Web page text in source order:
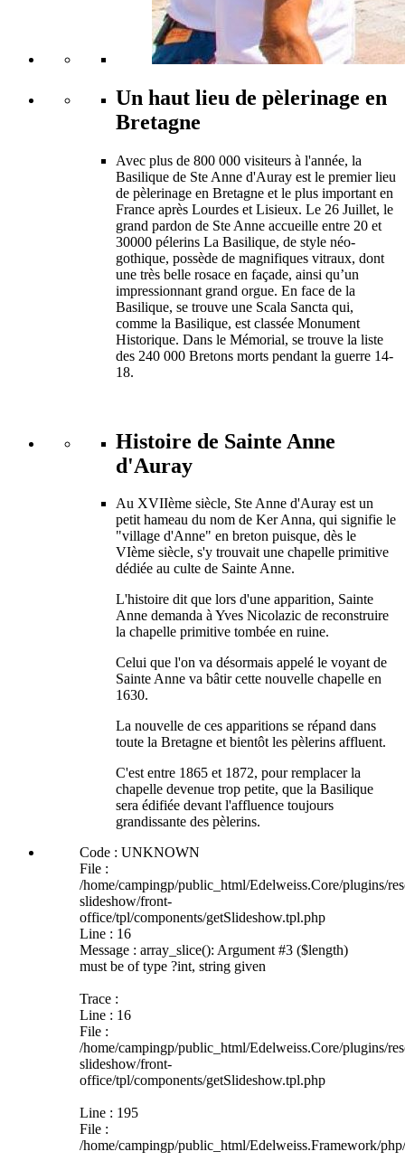
Un haut lieu de pèlerinage en
Bretagne
Avec plus de 800 000 visiteurs à l'année, la
Basilique de Ste Anne d'Auray est le premier lieu
de pèlerinage en Bretagne et le plus important en
France après Lourdes et Lisieux. Le 26 Juillet, le
grand pardon de Ste Anne accueille entre 20 et
30000 pélerins La Basilique, de style néo-
gothique, possède de magnifiques vitraux, dont
une très belle rosace en façade, ainsi qu’un
impressionnant grand orgue. En face de la
Basilique, se trouve une Scala Sancta qui,
comme la Basilique, est classée Monument
Historique. Dans le Mémorial, se trouve la liste
des 240 000 Bretons morts pendant la guerre 14-
18.
Histoire de Sainte Anne
d'Auray
Au XVIIème siècle, Ste Anne d'Auray est un
petit hameau du nom de Ker Anna, qui signifie le
"village d'Anne" en breton puisque, dès le
VIème siècle, s'y trouvait une chapelle primitive
dédiée au culte de Sainte Anne.
L'histoire dit que lors d'une apparition, Sainte
Anne demanda à Yves Nicolazic de reconstruire
la chapelle primitive tombée en ruine.
Celui que l'on va désormais appelé le voyant de
Sainte Anne va bâtir cette nouvelle chapelle en
1630.
La nouvelle de ces apparitions se répand dans
toute la Bretagne et bientôt les pèlerins affluent.
C'est entre 1865 et 1872, pour remplacer la
chapelle devenue trop petite, que la Basilique
sera édifiée devant l'affluence toujours
grandissante des pèlerins.
Code : UNKNOWN
File :
/home/campingp/public_html/Edelweiss.Core/plugins/
slideshow/front-
office/tpl/components/getSlideshow.tpl.php
Line : 16
Message : array_slice(): Argument #3 ($length)
must be of type ?int, string given
Trace :
Line : 16
File :
/home/campingp/public_html/Edelweiss.Core/plugins/
slideshow/front-
office/tpl/components/getSlideshow.tpl.php
Line : 195
File :
/home/campingp/public_html/Edelweiss.Framework/